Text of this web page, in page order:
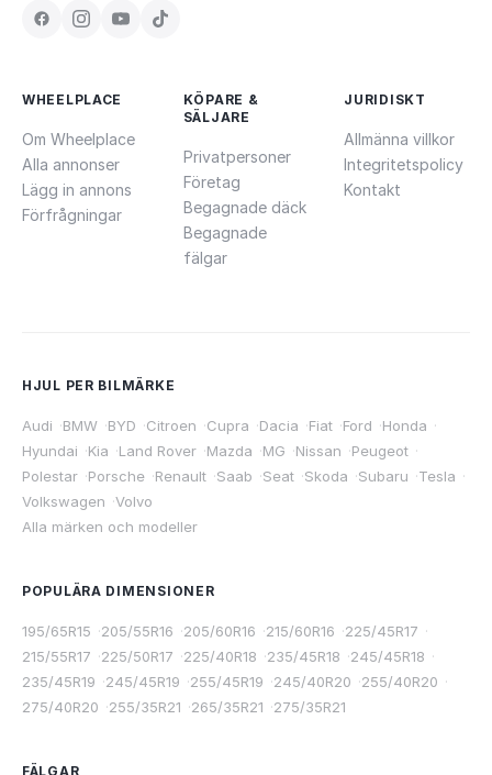
WHEELPLACE
Om Wheelplace
Alla annonser
Lägg in annons
Förfrågningar
KÖPARE &
SÄLJARE
Privatpersoner
Företag
Begagnade däck
Begagnade
fälgar
JURIDISKT
Allmänna villkor
Integritetspolicy
Kontakt
HJUL PER BILMÄRKE
Audi ·BMW ·BYD ·Citroen ·Cupra ·Dacia ·Fiat ·Ford ·Honda ·
Hyundai ·Kia ·Land Rover ·Mazda ·MG ·Nissan ·Peugeot ·
Polestar ·Porsche ·Renault ·Saab ·Seat ·Skoda ·Subaru ·Tesla ·
Volkswagen ·Volvo
Alla märken och modeller
POPULÄRA DIMENSIONER
195/65R15 ·205/55R16 ·205/60R16 ·215/60R16 ·225/45R17 ·
215/55R17 ·225/50R17 ·225/40R18 ·235/45R18 ·245/45R18 ·
235/45R19 ·245/45R19 ·255/45R19 ·245/40R20 ·255/40R20 ·
275/40R20 ·255/35R21 ·265/35R21 ·275/35R21
FÄLGAR